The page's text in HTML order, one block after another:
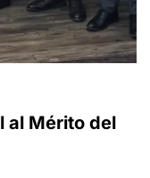
al Mérito del